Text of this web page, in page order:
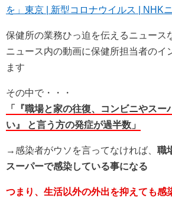
を」東京 | 新型コロナウイルス | NHK
保健所の業務ひっ迫を伝えるニュース
ニュース内の動画に保健所担当者のイ
ます
その中で・・・
「『職場と家の往復、コンビニやスー
い』 と言う方の発症が過半数」
→感染者がウソを言ってなければ、 職
スーパーで感染している事になる
つまり、生活以外の外出を抑えても感